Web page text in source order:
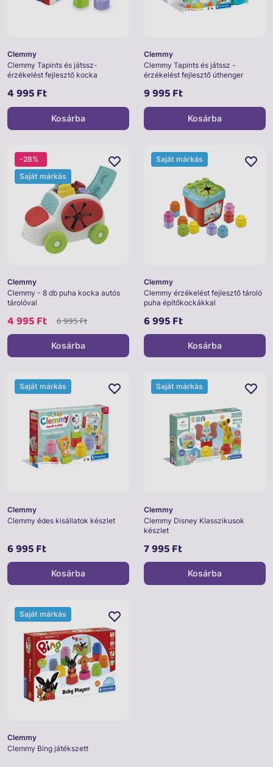
Clemmy
Clemmy Tapints és játssz-
érzékelést fejlesztő kocka
4 995 Ft
Kosárba
Clemmy
Clemmy Tapints és játssz -
érzékelést fejlesztő úthenger
9 995 Ft
Kosárba
Clemmy
Clemmy - 8 db puha kocka autós
tárolóval
4 995 Ft 6 995 Ft
-28%
Saját márkás
Kosárba
Clemmy
Clemmy érzékelést fejlesztő tároló
puha építőkockákkal
6 995 Ft
Saját márkás
Kosárba
Clemmy
Clemmy édes kisállatok készlet
6 995 Ft
Saját márkás
Kosárba
Clemmy
Clemmy Disney Klasszikusok
készlet
7 995 Ft
Saját márkás
Kosárba
Clemmy
Clemmy Bing játékszett
Saját márkás